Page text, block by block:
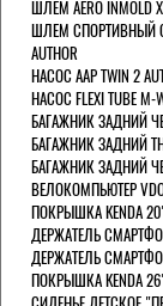
ШЛЕМ AERO INMOLD
ШЛЕМ СПОРТИВНЫЙ
AUTHOR
НАСОС AAP TWIN 2
НАСОС FLEXI TUBE M-
БАГАЖНИК ЗАДНИЙ
БАГАЖНИК ЗАДНИЙ
БАГАЖНИК ЗАДНИЙ
ВЕЛОКОМПЬЮТЕР
ПОКРЫШКА KENDA
ДЕРЖАТЕЛЬ
ДЕРЖАТЕЛЬ
ПОКРЫШКА KENDA